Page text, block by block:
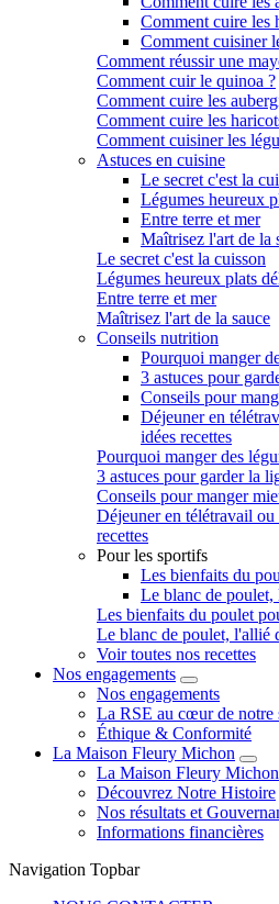
Comment cuire les
Comment cuisiner
Comment réussir une
Comment cuir le quinoa ?
Comment cuire les
Comment cuire les
Comment cuisiner les
Astuces en cuisine
Le secret c'est la
Légumes heureux
Entre terre et mer
Maîtrisez l'art de la
Le secret c'est la cuisson
Légumes heureux plats
Entre terre et mer
Maîtrisez l'art de la sauce
Conseils nutrition
Pourquoi manger
3 astuces pour
Conseils pour
Déjeuner en
idées recettes
Pourquoi manger des
3 astuces pour garder la
Conseils pour manger
Déjeuner en télétravail ou
recettes
Pour les sportifs
Les bienfaits du
Le blanc de
Les bienfaits du poulet
Le blanc de poulet, l'allié
Voir toutes nos recettes
Nos engagements
Nos engagements
La RSE au cœur de notre
Éthique & Conformité
La Maison Fleury Michon
La Maison Fleury Michon
Découvrez Notre Histoire
Nos résultats et
Informations financières
Navigation Topbar